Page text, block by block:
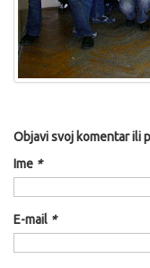
Objavi svoj komentar ili
Ime *
E-mail *